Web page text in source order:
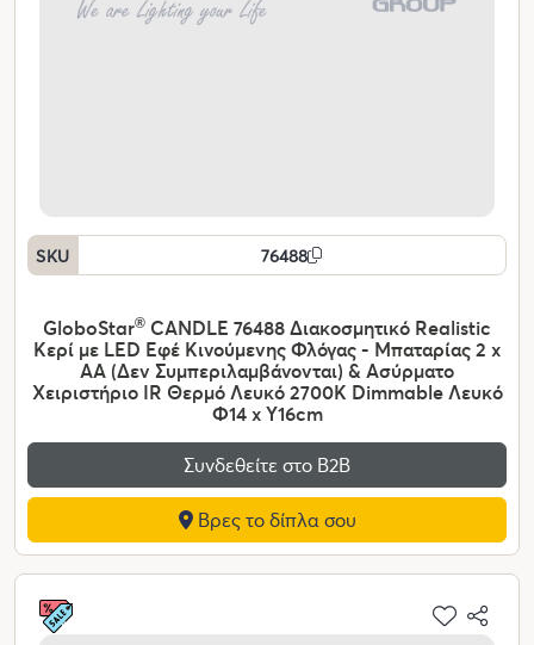
SKU 76488
GloboStar® CANDLE 76488 Διακοσμητικό Realistic
Κερί με LED Εφέ Κινούμενης Φλόγας - Μπαταρίας 2 x
AA (Δεν Συμπεριλαμβάνονται) & Ασύρματο
Χειριστήριο IR Θερμό Λευκό 2700K Dimmable Λευκό
Φ14 x Υ16cm
Συνδεθείτε στο Β2Β
Βρες το δίπλα σου